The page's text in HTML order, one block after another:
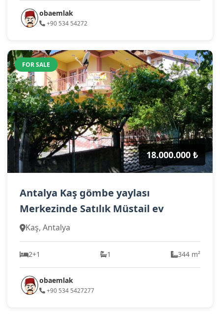
obaemlak
+90 534 54272
FOR SALE
18.000.000 ₺
Antalya Kaş gömbe yaylası
Merkezinde Satılık Müstail ev
Kaş, Antalya
2+1 1 344 m²
obaemlak
+90 534 5427277